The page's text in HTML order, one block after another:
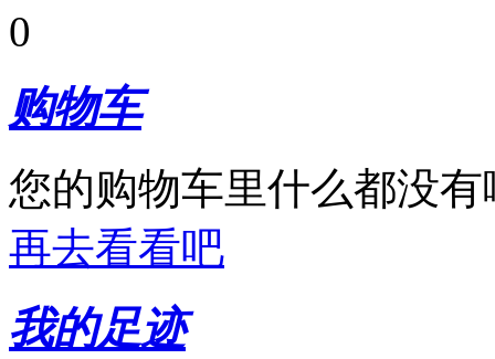
0
购物车
您的购物车里什么都没有
再去看看吧
我的足迹